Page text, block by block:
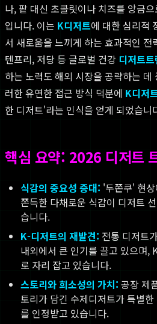
나, 팥 대신 초콜릿이나 치즈를 앙금
입니다. 이는 K디저트에 대한 심리적
서 새로움을 느끼게 하는 효과적인 전
텐프리, 저당 등 글로벌 건강 디저트
하는 노력도 해외 시장을 공략하는 데
러한 유연한 접근 방식 덕분에 K디저
한 디저트'라는 인식을 얻게 되었습니
핵심 요약: 2026 디저트
식감의 중요성 증대: '두쫀쿠' 현
쫀득한 다채로운 식감이 디저트
습니다.
K-디저트의 재발견: 전통 디저트
내외에서 큰 인기를 끌고 있으며,
로 자리 잡고 있습니다.
스토리와 희소성의 가치: 공장 제
토리가 담긴 수제디저트가 특별
를 인정받고 있습니다.